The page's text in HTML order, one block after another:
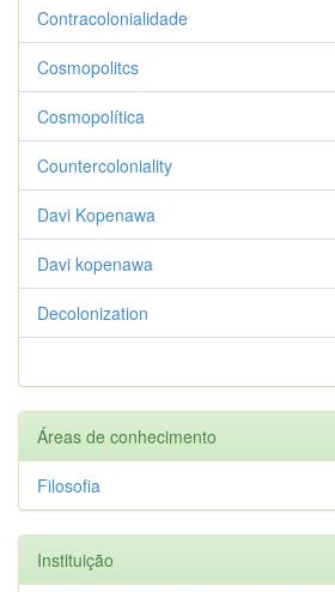
Contracolonialidade
Cosmopolitcs
Cosmopolítica
Countercoloniality
Davi Kopenawa
Davi kopenawa
Decolonization
Áreas de conhecimento
Filosofia
Instituição